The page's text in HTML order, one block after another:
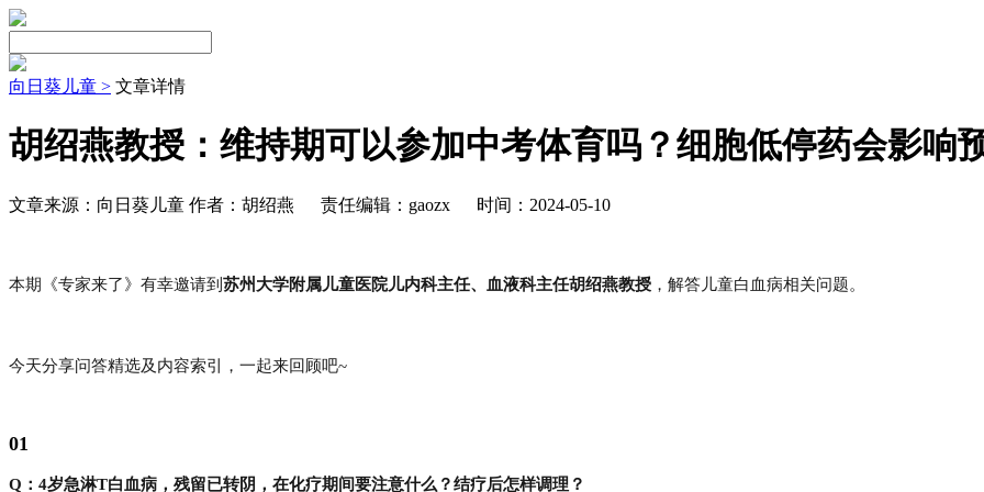
向日葵儿童 > 文章详情
胡绍燕教授：维持期可以参加中考体育吗？细胞低停药会影响
文章来源：向日葵儿童 作者：胡绍燕 责任编辑：gaozx 时间：2024-05-10
本期《专家来了》有幸邀请到 苏州大学附属儿童医院儿内科主任、血液科主任胡绍燕教授 ，解答儿童白血病相关问题。
今天分享问答精选及内容索引，一起来回顾吧~
01
Q：4岁急淋T白血病，残留已转阴，在化疗期间要注意什么？结疗后怎样调理？